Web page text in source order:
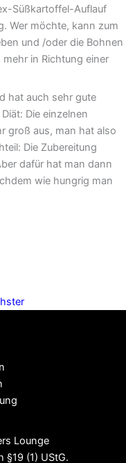
Süßkartoffel-Auflauf
Wer möchte, kann zum
und /oder die Bohnen
in Richtung einer
hat auch sehr gute
Die einzelnen
groß aus, man hat also
Die Zubereitung
dafür hat man dann
wie hungrig man
Lounge
§19 (1) UStG.